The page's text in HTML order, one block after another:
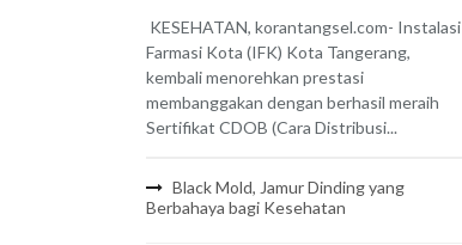
KESEHATAN, korantangsel.com- Instalasi
Farmasi Kota (IFK) Kota Tangerang,
kembali menorehkan prestasi
membanggakan dengan berhasil meraih
Sertifikat CDOB (Cara Distribusi...
Black Mold, Jamur Dinding yang
Berbahaya bagi Kesehatan